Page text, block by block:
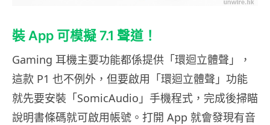
裝 App 可模擬 7.1 聲道！
Gaming 耳機主要功能都係提供「環迴立體聲」，
這款 P1 也不例外，但要啟用「環迴立體聲」功能
就先要安裝「SomicAudio」手機程式，完成後掃瞄
說明書條碼就可啟用帳號。打開 App 就會發現有音